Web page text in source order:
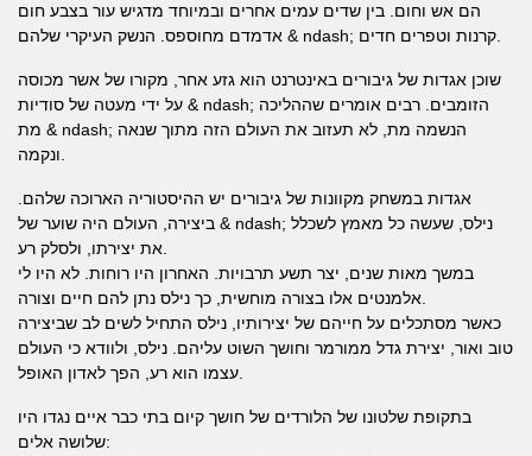
הם אש וחום. בין שדים עמים אחרים ובמיוחד מדגיש עור בצבע חום
שוכן אגדות של גיבורים באינטרנט הוא גזע אחר, מקורו של אשר מכוסה
על ידי מעטה של ​​סודיות & ndash; הזומבים. רבים אומרים שההליכה
מת & ndash; הנשמה מת, לא תעזוב את העולם הזה מתוך שנאה
אגדות במשחק מקוונות של גיבורים יש ההיסטוריה הארוכה שלהם.
ביצירה, העולם היה שוער של & ndash; נילס, שעשה כל מאמץ לשכלל
במשך מאות שנים, יצר תשע תרבויות. האחרון היו רוחות. לא היו לי
כאשר מסתכלים על חייהם של יצירותיו, נילס התחיל לשים לב שביצירה
טוב ואור, יצירת גדל ממורמר וחושך השוט עליהם. נילס, ולוודא כי העולם
בתקופת שלטונו של הלורדים של חושך קיום בתי כבר איים נגדו היו
שלושה אלים: